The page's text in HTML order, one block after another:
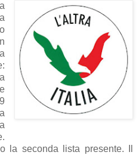
la seconda lista presente. Il